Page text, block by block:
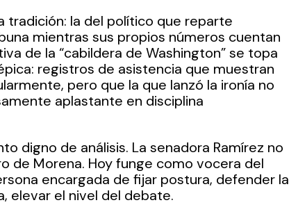
tradición: la del político que reparte
mientras sus propios números cuentan
de la “cabildera de Washington” se topa
registros de asistencia que muestran
pero que la que lanzó la ironía no
aplastante en disciplina
digno de análisis. La senadora Ramírez no
de Morena. Hoy funge como vocera del
encargada de fijar postura, defender la
elevar el nivel del debate.